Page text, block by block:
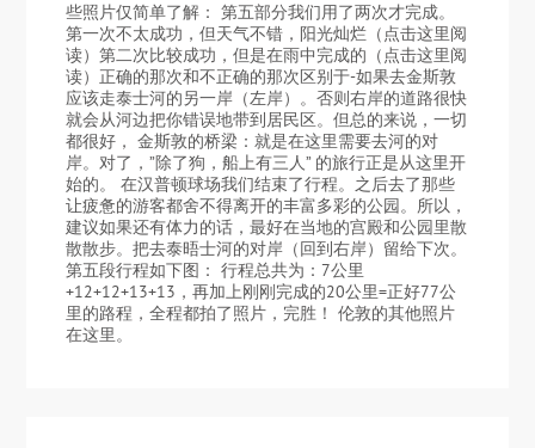
些照片仅简单了解： 第五部分我们用了两次才完成。
第一次不太成功，但天气不错，阳光灿烂（点击这里阅
读）第二次比较成功，但是在雨中完成的（点击这里阅
读）正确的那次和不正确的那次区别于-如果去金斯敦
应该走泰士河的另一岸（左岸）。否则右岸的道路很快
就会从河边把你错误地带到居民区。但总的来说，一切
都很好， 金斯敦的桥梁：就是在这里需要去河的对
岸。对了，”除了狗，船上有三人” 的旅行正是从这里开
始的。 在汉普顿球场我们结束了行程。之后去了那些
让疲惫的游客都舍不得离开的丰富多彩的公园。所以，
建议如果还有体力的话，最好在当地的宫殿和公园里散
散散步。把去泰晤士河的对岸（回到右岸）留给下次。
第五段行程如下图： 行程总共为：7公里
+12+12+13+13，再加上刚刚完成的20公里=正好77公
里的路程，全程都拍了照片，完胜！ 伦敦的其他照片
在这里。